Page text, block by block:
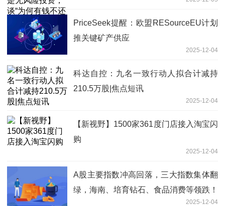
PriceSeek提醒：欧盟RESourceEU计划
推关键矿产供应
2025-12-04
科达自控：九名一致行动人拟合计减持
210.5万股|焦点短讯
2025-12-04
【新视野】1500家361度门店接入淘宝闪
购
2025-12-04
A股主要指数冲高回落，三大指数集体翻
绿，海南、培育钻石、食品消费等领跌！
2025-12-04